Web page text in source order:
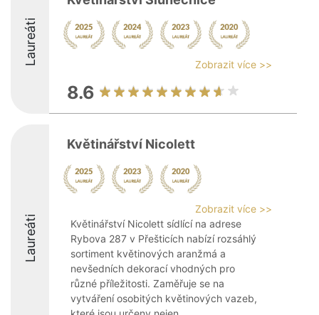
Laureáti Zobrazit více >>
8.6
Laureáti
Květinářství Nicolett
Zobrazit více >>
Květinářství Nicolett sídlící na adrese
Rybova 287 v Přešticích nabízí rozsáhlý
sortiment květinových aranžmá a
nevšedních dekorací vhodných pro
různé příležitosti. Zaměřuje se na
vytváření osobitých květinových vazeb,